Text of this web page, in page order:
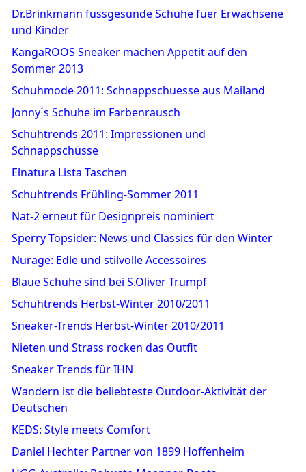
Dr.Brinkmann fussgesunde Schuhe fuer Erwachsene
und Kinder
KangaROOS Sneaker machen Appetit auf den
Sommer 2013
Schuhmode 2011: Schnappschuesse aus Mailand
Jonny´s Schuhe im Farbenrausch
Schuhtrends 2011: Impressionen und
Schnappschüsse
Elnatura Lista Taschen
Schuhtrends Frühling-Sommer 2011
Nat-2 erneut für Designpreis nominiert
Sperry Topsider: News und Classics für den Winter
Nurage: Edle und stilvolle Accessoires
Blaue Schuhe sind bei S.Oliver Trumpf
Schuhtrends Herbst-Winter 2010/2011
Sneaker-Trends Herbst-Winter 2010/2011
Nieten und Strass rocken das Outfit
Sneaker Trends für IHN
Wandern ist die beliebteste Outdoor-Aktivität der
Deutschen
KEDS: Style meets Comfort
Daniel Hechter Partner von 1899 Hoffenheim